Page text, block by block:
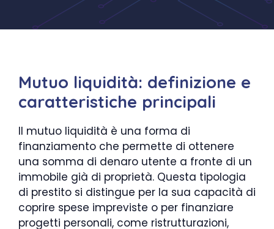
Mutuo liquidità: definizione e
caratteristiche principali
Il mutuo liquidità è una forma di
finanziamento che permette di ottenere
una somma di denaro utente a fronte di un
immobile già di proprietà. Questa tipologia
di prestito si distingue per la sua capacità di
coprire spese impreviste o per finanziare
progetti personali, come ristrutturazioni,